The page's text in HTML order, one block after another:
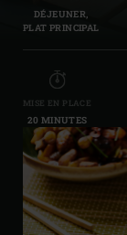
DÉJEUNER,
PLAT PRINCIPAL
MISE EN PLACE
20 MINUTES